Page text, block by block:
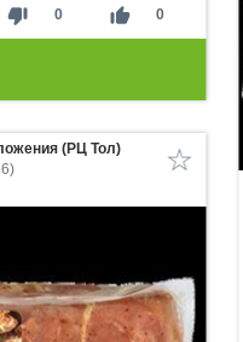
thumb_down 0 thumb_up 0
(РЦ Тол)